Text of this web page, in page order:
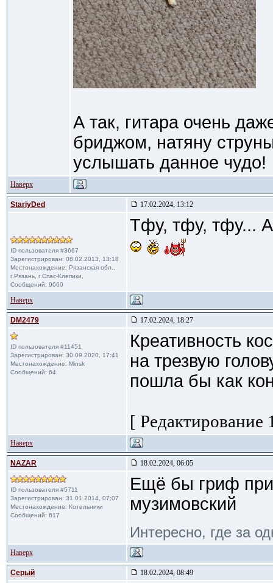
А так, гитара очень
бриджом, натяну
услышать данное чудо!
Наверх
StariyDed 17.02.2024, 13:12
ID пользователя #3667
Зарегистрирован: 08.02.2013, 13:18
Местонахождение: Рязанская обл.,
г.Рязань, г.Спас-Клепики,
Сообщений: 9660
Тфу, тфу, тфу...
Наверх
DM2479 17.02.2024, 18:27
ID пользователя #11451
Зарегистрирован: 30.09.2020, 17:41
Местонахождение: Minsk
Сообщений: 64
Креативность
на трезвую
пошла бы как
[ Редактирование
Наверх
NAZAR 18.02.2024, 06:05
ID пользователя #5711
Зарегистрирован: 31.01.2014, 07:07
Местонахождение: Котельники
Сообщений: 617
Ещё бы гриф
музимовский
Интересно, где за
Наверх
Cерый 18.02.2024, 08:49